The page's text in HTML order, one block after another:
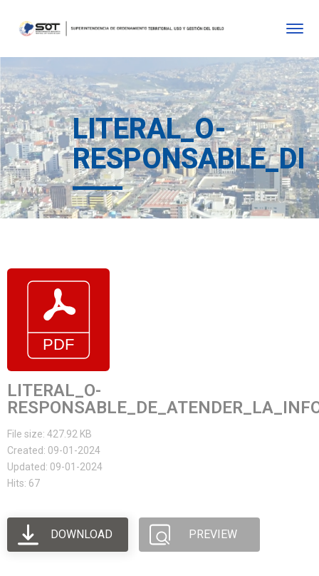
LITERAL_O-
LITERAL_O-
File size: 427.92 KB
Created: 09-01-2024
Updated: 09-01-2024
Hits: 67
DOWNLOAD PREVIEW